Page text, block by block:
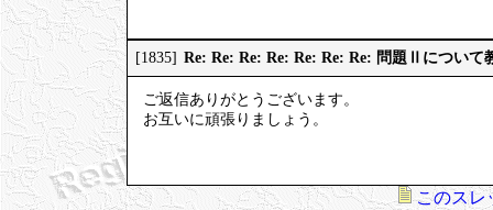
[1835] Re: Re: Re: Re: Re: Re: Re: 問題Ⅱについて
ご返信ありがとうございます。
お互いに頑張りましょう。
このスレ